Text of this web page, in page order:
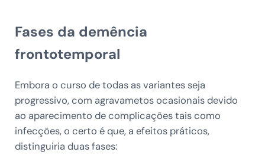
Fases da demência
frontotemporal
Embora o curso de todas as variantes seja
progressivo, com agravametos ocasionais devido
ao aparecimento de complicações tais como
infecções, o certo é que, a efeitos práticos,
distinguiria duas fases: